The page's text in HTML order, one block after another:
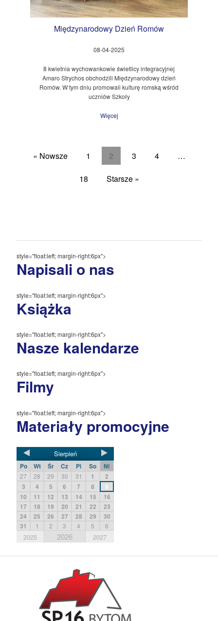
Międzynarodowy Dzień Romów
08-04-2025
8 kwietnia wychowankowie świetlicy integracyjnej
Amaro Strychos obchodzili Międzynarodowy dzień
Romów. W tym dniu promowali kulturę romską wśród
uczniów Szkoły
Więcej
« Nowsze 1 2 3 4 …
18 Starsze »
style="float:left; margin-right:6px">
Napisali o nas
style="float:left; margin-right:6px">
Książka
style="float:left; margin-right:6px">
Nasze kalendarze
style="float:left; margin-right:6px">
Filmy
style="float:left; margin-right:6px">
Materiały promocyjne
Sierpień
Po Wt Śr Cz Pi So Ni
27 28 29 30 31 1
2
3
4 5 6 7 8
9
10
11 12 13 14 15
16
17
18 19 20 21 22
23
24
25 26 27 28 29
30
31
1 2 3 4 5 6
2025 2026 2027